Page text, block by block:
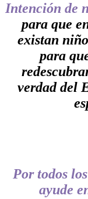
Intención de
para que
existan
para
verdad del
Por todos
ayude